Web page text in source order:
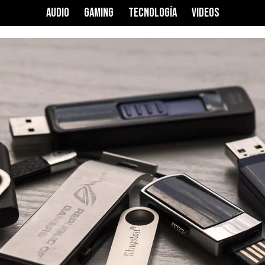
AUDIO GAMING TECNOLOGÍA VIDEOS